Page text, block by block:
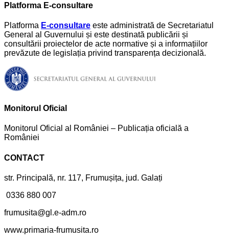
Platforma E-consultare
Platforma E-consultare este administrată de Secretariatul
General al Guvernului și este destinată publicării și
consultării proiectelor de acte normative și a informațiilor
prevăzute de legislația privind transparența decizională.
Monitorul Oficial
Monitorul Oficial al României – Publicația oficială a
României
CONTACT
str. Principală, nr. 117, Frumușița, jud. Galați
0336 880 007
frumusita@gl.e-adm.ro
www.primaria-frumusita.ro